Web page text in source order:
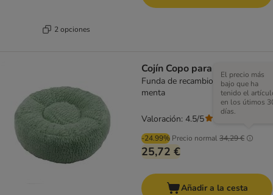
2 opciones
Cojín Copo para perros
Funda de recambio 125 cm (Diám),
menta
-24.99% Precio normal34,29 €
El precio más
bajo que ha
tenido el
en los útimos
días.
25,72 €
Valoración: 4.5/5
Añadir a la cesta